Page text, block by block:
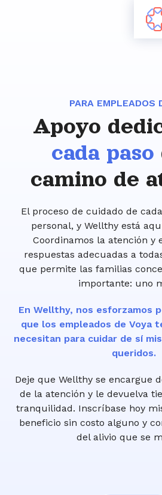
PARA EMPLEADOS
Apoyo
cada paso
camino de
El proceso de cuidado de
personal, y Wellthy está
Coordinamos la atención y
respuestas adecuadas a
que permite las familias
importante: uno
En Wellthy, nos esforzamos
que los empleados de Voya
necesitan para cuidar de sí
queridos.
Deje que Wellthy se encargue
de la atención y le devuelva
tranquilidad. Inscríbase hoy
beneficio sin costo alguno y
del alivio que se